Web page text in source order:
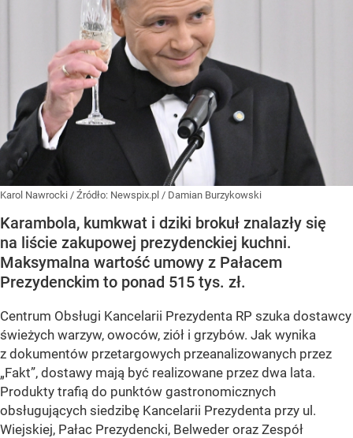
Karol Nawrocki / Źródło: Newspix.pl / Damian Burzykowski
Karambola, kumkwat i dziki brokuł znalazły się
na liście zakupowej prezydenckiej kuchni.
Maksymalna wartość umowy z Pałacem
Prezydenckim to ponad 515 tys. zł.
Centrum Obsługi Kancelarii Prezydenta RP szuka dostawcy
świeżych warzyw, owoców, ziół i grzybów. Jak wynika
z dokumentów przetargowych przeanalizowanych przez
„Fakt”, dostawy mają być realizowane przez dwa lata.
Produkty trafią do punktów gastronomicznych
obsługujących siedzibę Kancelarii Prezydenta przy ul.
Wiejskiej, Pałac Prezydencki, Belweder oraz Zespół